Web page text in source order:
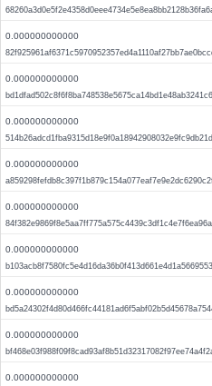
0.000000000000
0.000000000000
0.000000000000
0.000000000000
0.000000000000
0.000000000000
0.000000000000
0.000000000000
0.000000000000